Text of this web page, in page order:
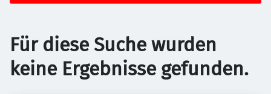
Für diese Suche wurden
keine Ergebnisse gefunden.